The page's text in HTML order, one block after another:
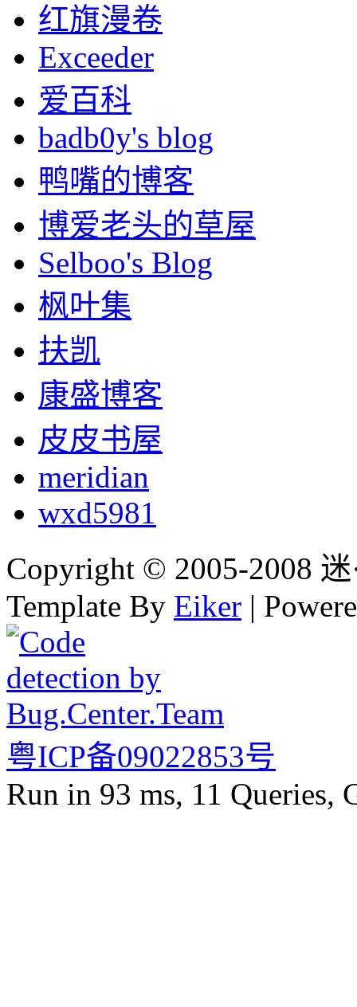
红旗漫卷
Exceeder
爱百科
badb0y's blog
鸭嘴的博客
博爱老头的草屋
Selboo's Blog
枫叶集
扶凯
康盛博客
皮皮书屋
meridian
wxd5981
Copyright © 2005-2008
Template By Eiker |
粤ICP备09022853号
Run in 93 ms, 11 Queries,